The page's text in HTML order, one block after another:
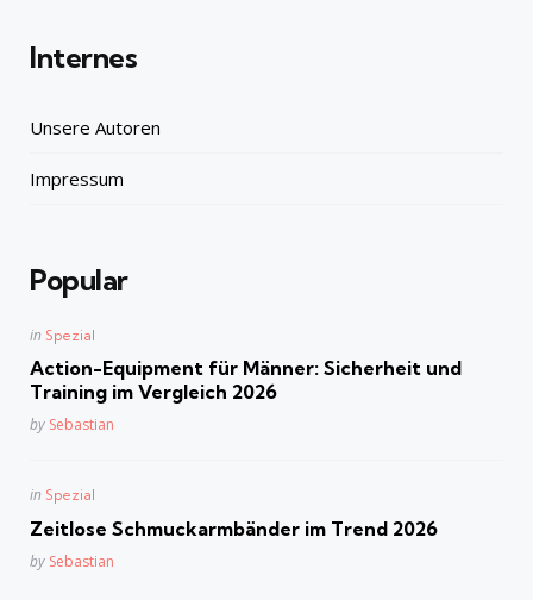
Internes
Unsere Autoren
Impressum
Popular
Posted
in Spezial
Action-Equipment für Männer: Sicherheit und
Training im Vergleich 2026
Posted
by Sebastian
Posted
in Spezial
Zeitlose Schmuckarmbänder im Trend 2026
Posted
by Sebastian